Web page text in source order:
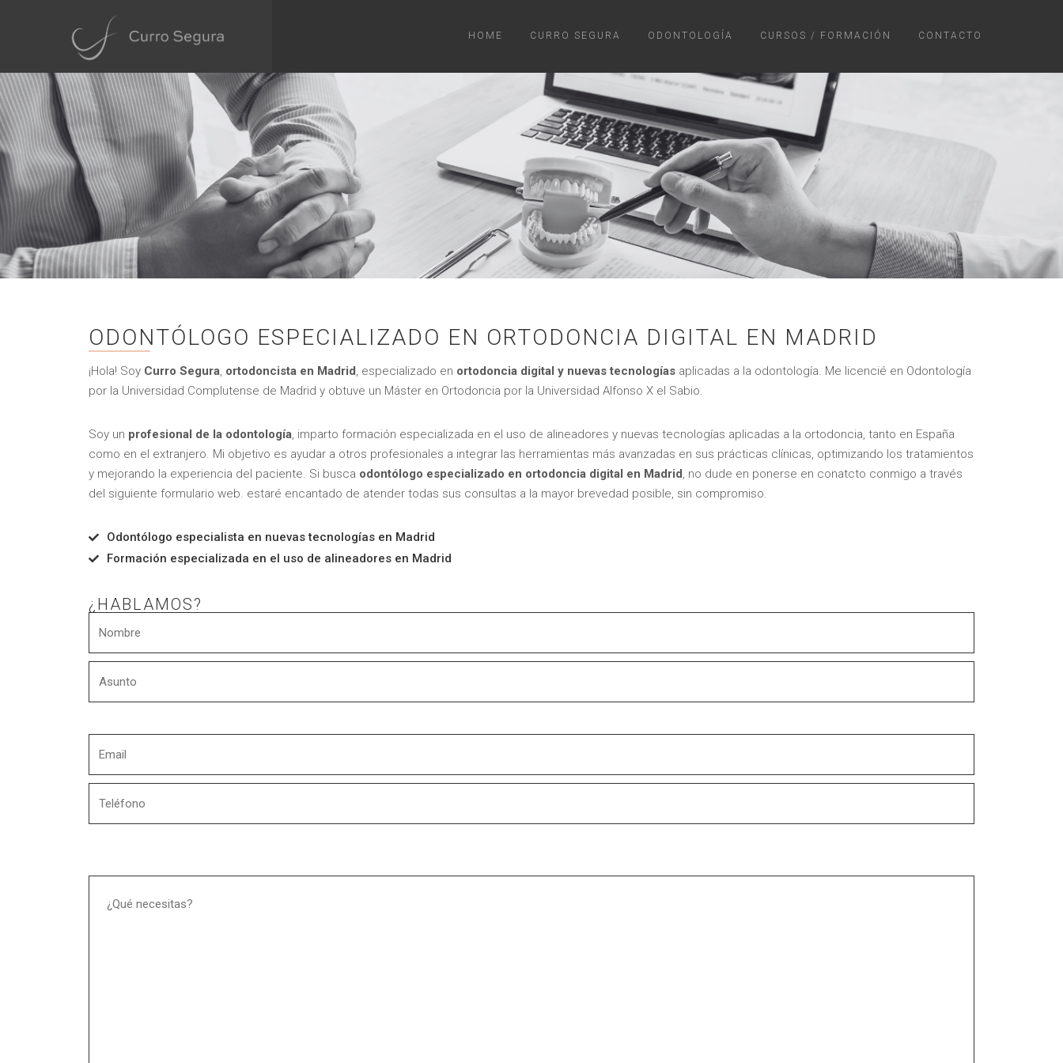
HOME CURRO SEGURA ODONTOLOGÍA CURSOS / FORMACIÓN CONTACTO
ODONTÓLOGO ESPECIALIZADO EN ORTODONCIA DIGITAL EN MADRID
¡Hola! Soy Curro Segura ortodoncista en Madrid , especializado en ortodoncia digital y nuevas tecnologías aplicadas a la odontología. Me licencié en Odontología
por la Universidad Complutense de Madrid y obtuve un Máster en Ortodoncia por la Universidad Alfonso X el Sabio.
Soy un profesional de la odontología , imparto formación especializada en el uso de alineadores y nuevas tecnologías aplicadas a la ortodoncia, tanto en España
como en el extranjero. Mi objetivo es ayudar a otros profesionales a integrar las herramientas más avanzadas en sus prácticas clínicas, optimizando los tratamientos
y mejorando la experiencia del paciente. Si busca odontólogo especializado en ortodoncia digital en Madrid , no dude en ponerse en conatcto conmigo a través
del siguiente formulario web. estaré encantado de atender todas sus consultas a la mayor brevedad posible, sin compromiso.
Odontólogo especialista en nuevas tecnologías en Madrid
Formación especializada en el uso de alineadores en Madrid
¿HABLAMOS?